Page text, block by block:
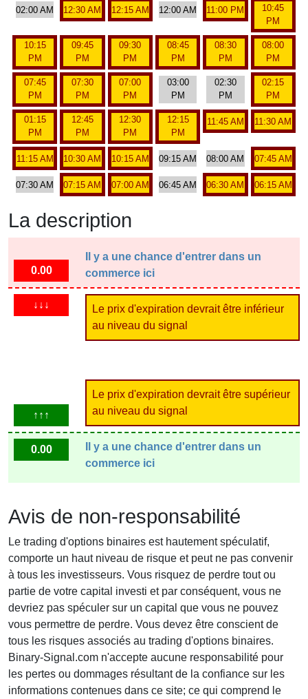
02:00 AM 12:30 AM 12:15 AM 12:00 AM 11:00 PM
10:45
PM
10:15
PM
09:45
PM
09:30
PM
08:45
PM
08:30
PM
08:00
PM
07:45
PM
07:30
PM
07:00
PM
03:00
PM
02:30
PM
02:15
PM
01:15
PM
12:45
PM
12:30
PM
12:15
PM
11:45 AM 11:30 AM
11:15 AM 10:30 AM 10:15 AM 09:15 AM 08:00 AM 07:45 AM
07:30 AM 07:15 AM 07:00 AM 06:45 AM 06:30 AM 06:15 AM
La description
0.00
Il y a une chance d'entrer dans un
commerce ici
↓↓↓
Le prix d'expiration devrait être inférieur
au niveau du signal
↑↑↑
Le prix d'expiration devrait être supérieur
au niveau du signal
0.00
Il y a une chance d'entrer dans un
commerce ici
Avis de non-responsabilité
Le trading d'options binaires est hautement spéculatif,
comporte un haut niveau de risque et peut ne pas convenir
à tous les investisseurs. Vous risquez de perdre tout ou
partie de votre capital investi et par conséquent, vous ne
devriez pas spéculer sur un capital que vous ne pouvez
vous permettre de perdre. Vous devez être conscient de
tous les risques associés au trading d'options binaires.
Binary-Signal.com n'accepte aucune responsabilité pour
les pertes ou dommages résultant de la confiance sur les
informations contenues dans ce site; ce qui comprend le